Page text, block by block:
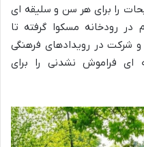
را برای هر سن و سلیقه ای
در رودخانه مسکوا گرفته تا
شرکت در رویدادهای فرهنگی
ای فراموش نشدنی را برای